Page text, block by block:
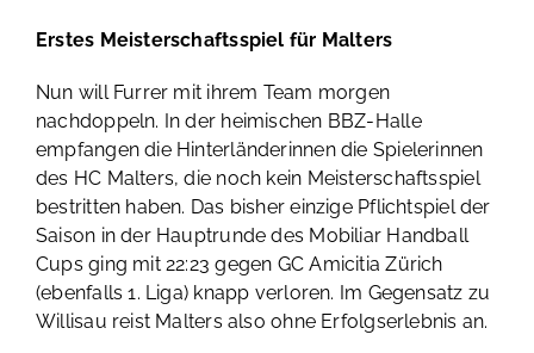
Erstes Meisterschaftsspiel für Malters
Nun will Furrer mit ihrem Team morgen
nachdoppeln. In der heimischen BBZ-Halle
empfangen die Hinterländerinnen die Spielerinnen
des HC Malters, die noch kein Meisterschaftsspiel
bestritten haben. Das bisher einzige Pflichtspiel der
Saison in der Hauptrunde des Mobiliar Handball
Cups ging mit 22:23 gegen GC Amicitia Zürich
(ebenfalls 1. Liga) knapp verloren. Im Gegensatz zu
Willisau reist Malters also ohne Erfolgserlebnis an.